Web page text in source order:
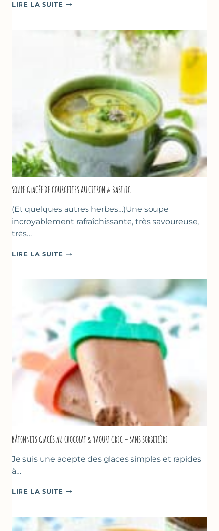
LIRE LA SUITE ABRICOTS
D’ORANGER
SOUPE GLACÉE DE COURGETTES AU CITRON & BASILIC
(Et quelques autres herbes…)Une soupe
incroyablement rafraîchissante, très savoureuse,
très…
LIRE LA SUITE SOUPE
COURGETTES
AU
CITRON
BASILIC
BÂTONNETS GLACÉS AU CHOCOLAT & YAOURT GREC – SANS SORBETIÈRE
Je suis une adepte des glaces simples et rapides
à…
LIRE LA SUITE BÂTONNETS
CHOCOLAT